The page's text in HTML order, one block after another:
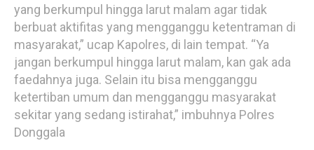
yang berkumpul hingga larut malam agar tidak
berbuat aktifitas yang mengganggu ketentraman di
masyarakat,” ucap Kapolres, di lain tempat. “Ya
jangan berkumpul hingga larut malam, kan gak ada
faedahnya juga. Selain itu bisa mengganggu
ketertiban umum dan mengganggu masyarakat
sekitar yang sedang istirahat,” imbuhnya Polres
Donggala